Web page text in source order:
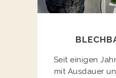
Seit einigen
mit Ausdauer